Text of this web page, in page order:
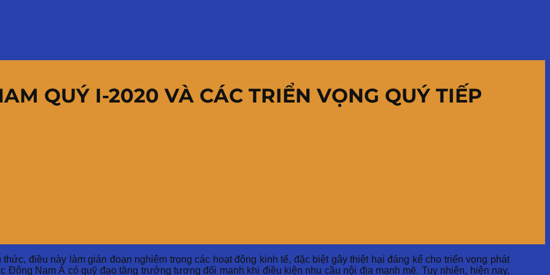
QUÝ I-2020 VÀ CÁC TRIỂN VỌNG QUÝ TIẾP
điều này làm gián đoạn nghiêm trọng các hoạt động kinh tế, đặc biệt gây thiệt hại đáng kể cho triển vọng phát
Đông Nam Á có quỹ đạo tăng trưởng tương đối mạnh khi điều kiện nhu cầu nội địa mạnh mẽ. Tuy nhiên, hiện nay,